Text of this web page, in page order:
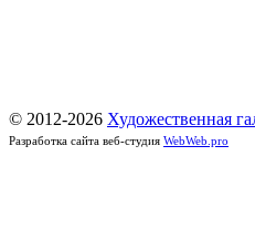
© 2012-2026 Художественная
Разработка сайта веб-студия WebWeb.pro